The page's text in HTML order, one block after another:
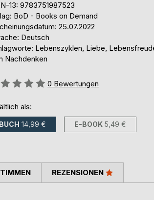
13: 9783751987523
BoD - Books on Demand
25.07.2022
Deutsch
Lebenszyklen, Liebe,
Nachdenken
0 Bewertungen
als:
BUCH 14,99 € E-BOOK 5,49 €
REZENSIONEN